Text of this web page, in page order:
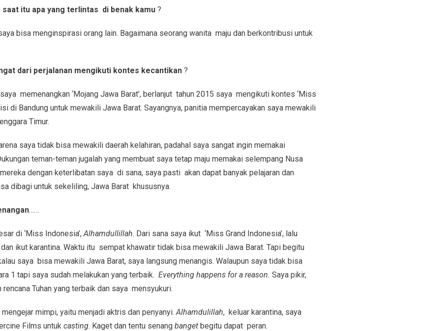
saat itu apa yang terlintas di benak kamu?
bisa menginspirasi orang lain. Bagaimana seorang wanita maju dan berkontribusi untuk
dari perjalanan mengikuti kontes kecantikan ?
memenangkan ‘Mojang Jawa Barat’, berlanjut tahun 2015 saya mengikuti kontes ‘Miss
di Bandung untuk mewakili Jawa Barat. Sayangnya, panitia mempercayakan saya mewakili
Timur.
saya tidak bisa mewakili daerah kelahiran, padahal saya sangat ingin memakai
teman-teman jugalah yang membuat saya tetap maju memakai selempang Nusa
dengan keterlibatan saya di sana, saya pasti akan dapat banyak pelajaran dan
dibagi untuk sekeliling, Jawa Barat khususnya.
……
di ‘Miss Indonesia’, Alhamdullillah. Dari sana saya ikut ‘Miss Grand Indonesia’, lalu
ikut karantina. Waktu itu sempat khawatir tidak bisa mewakili Jawa Barat. Tapi begitu
saya bisa mewakili Jawa Barat, saya langsung menangis. Walaupun saya tidak bisa
1 tapi saya sudah melakukan yang terbaik. Everything happens for a reason. Saya pikir,
Tuhan yang terbaik dan saya mensyukuri.
mimpi, yaitu menjadi aktris dan penyanyi. Alhamdulillah, keluar karantina, saya
Films untuk casting. Kaget dan tentu senang bangetbegitu dapat peran.